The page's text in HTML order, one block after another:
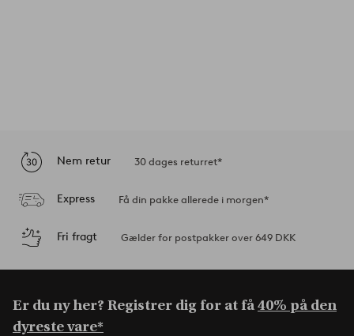
Nem retur 30 dages returret*
Express Få din pakke allerede i morgen*
Fri fragt Gælder for postpakker over 649 DKK
Er du ny her? Registrer dig for at få40% på den
dyreste vare*